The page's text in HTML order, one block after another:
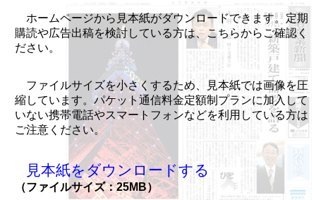
ホームページから見本紙がダウンロードできます。定期
購読や広告出稿を検討している方は、こちらからご確認く
ださい。
ファイルサイズを小さくするため、見本紙では画像を圧
縮しています。パケット通信料金定額制プランに加入して
いない携帯電話やスマートフォンなどを利用している方は
ご注意ください。
見本紙をダウンロードする
（ファイルサイズ：25MB）